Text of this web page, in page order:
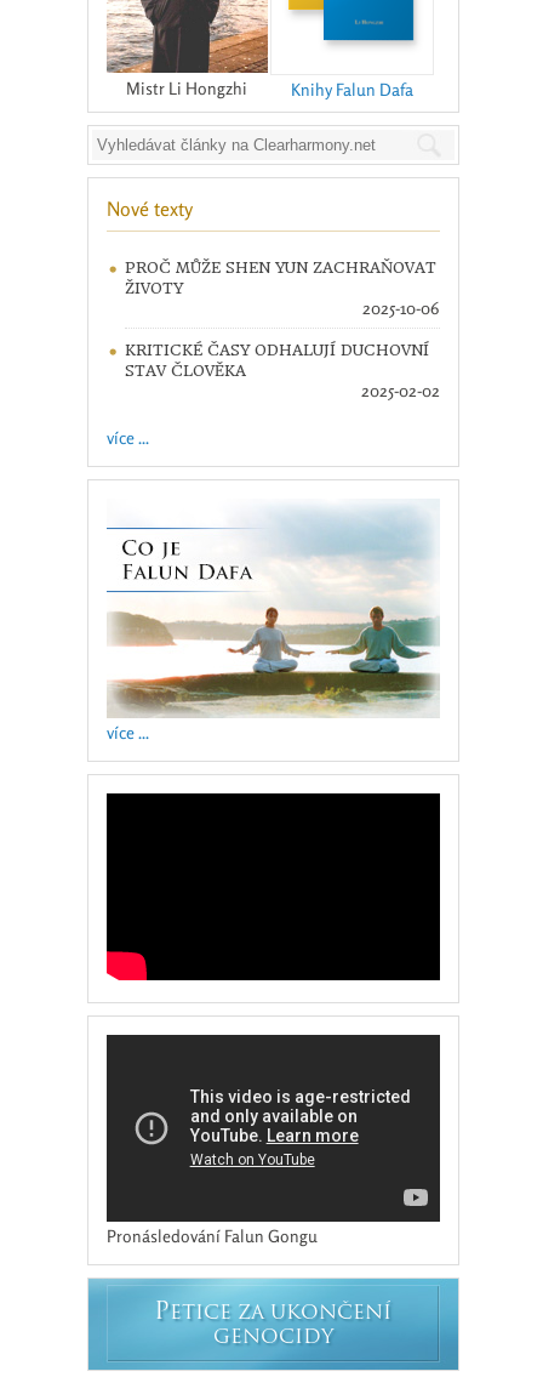
Mistr Li Hongzhi Knihy Falun Dafa
Nové texty
PROČ MŮŽE SHEN YUN ZACHRAŇOVAT
ŽIVOTY
2025-10-06
KRITICKÉ ČASY ODHALUJÍ DUCHOVNÍ
STAV ČLOVĚKA
2025-02-02
více ...
více ...
Pronásledování Falun Gongu
PETICE ZA UKONČENÍ
GENOCIDY